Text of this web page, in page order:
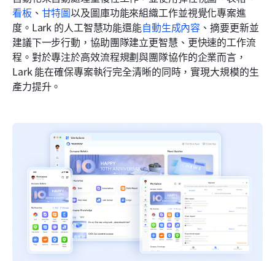
看板 、 甘特圖以及圖庫功能來組織工作並視覺化專案進
度。Lark 的人工智慧功能還能自動生成內容 、摘要更新並
建議下一步行動，協助團隊建立更智慧、更快速的工作流
程。對於專注於高效流程規劃與團隊協作的企業而言，
Lark 能在確保專案執行完全清晰的同時，實現大規模的生
產力提升。